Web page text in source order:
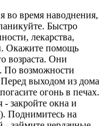
во время наводнения,
Быстро
лекарства,
Окажите помощь
возраста. Они
По возможности
Перед выходом из дома
огонь в печах.
- закройте окна и
Поднимитесь на